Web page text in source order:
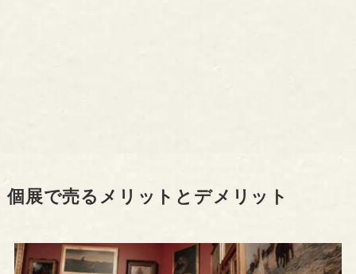
個展で売るメリットとデメリット